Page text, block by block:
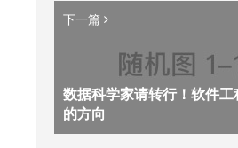
下一篇
数据科学家请转行！软件工
的方向